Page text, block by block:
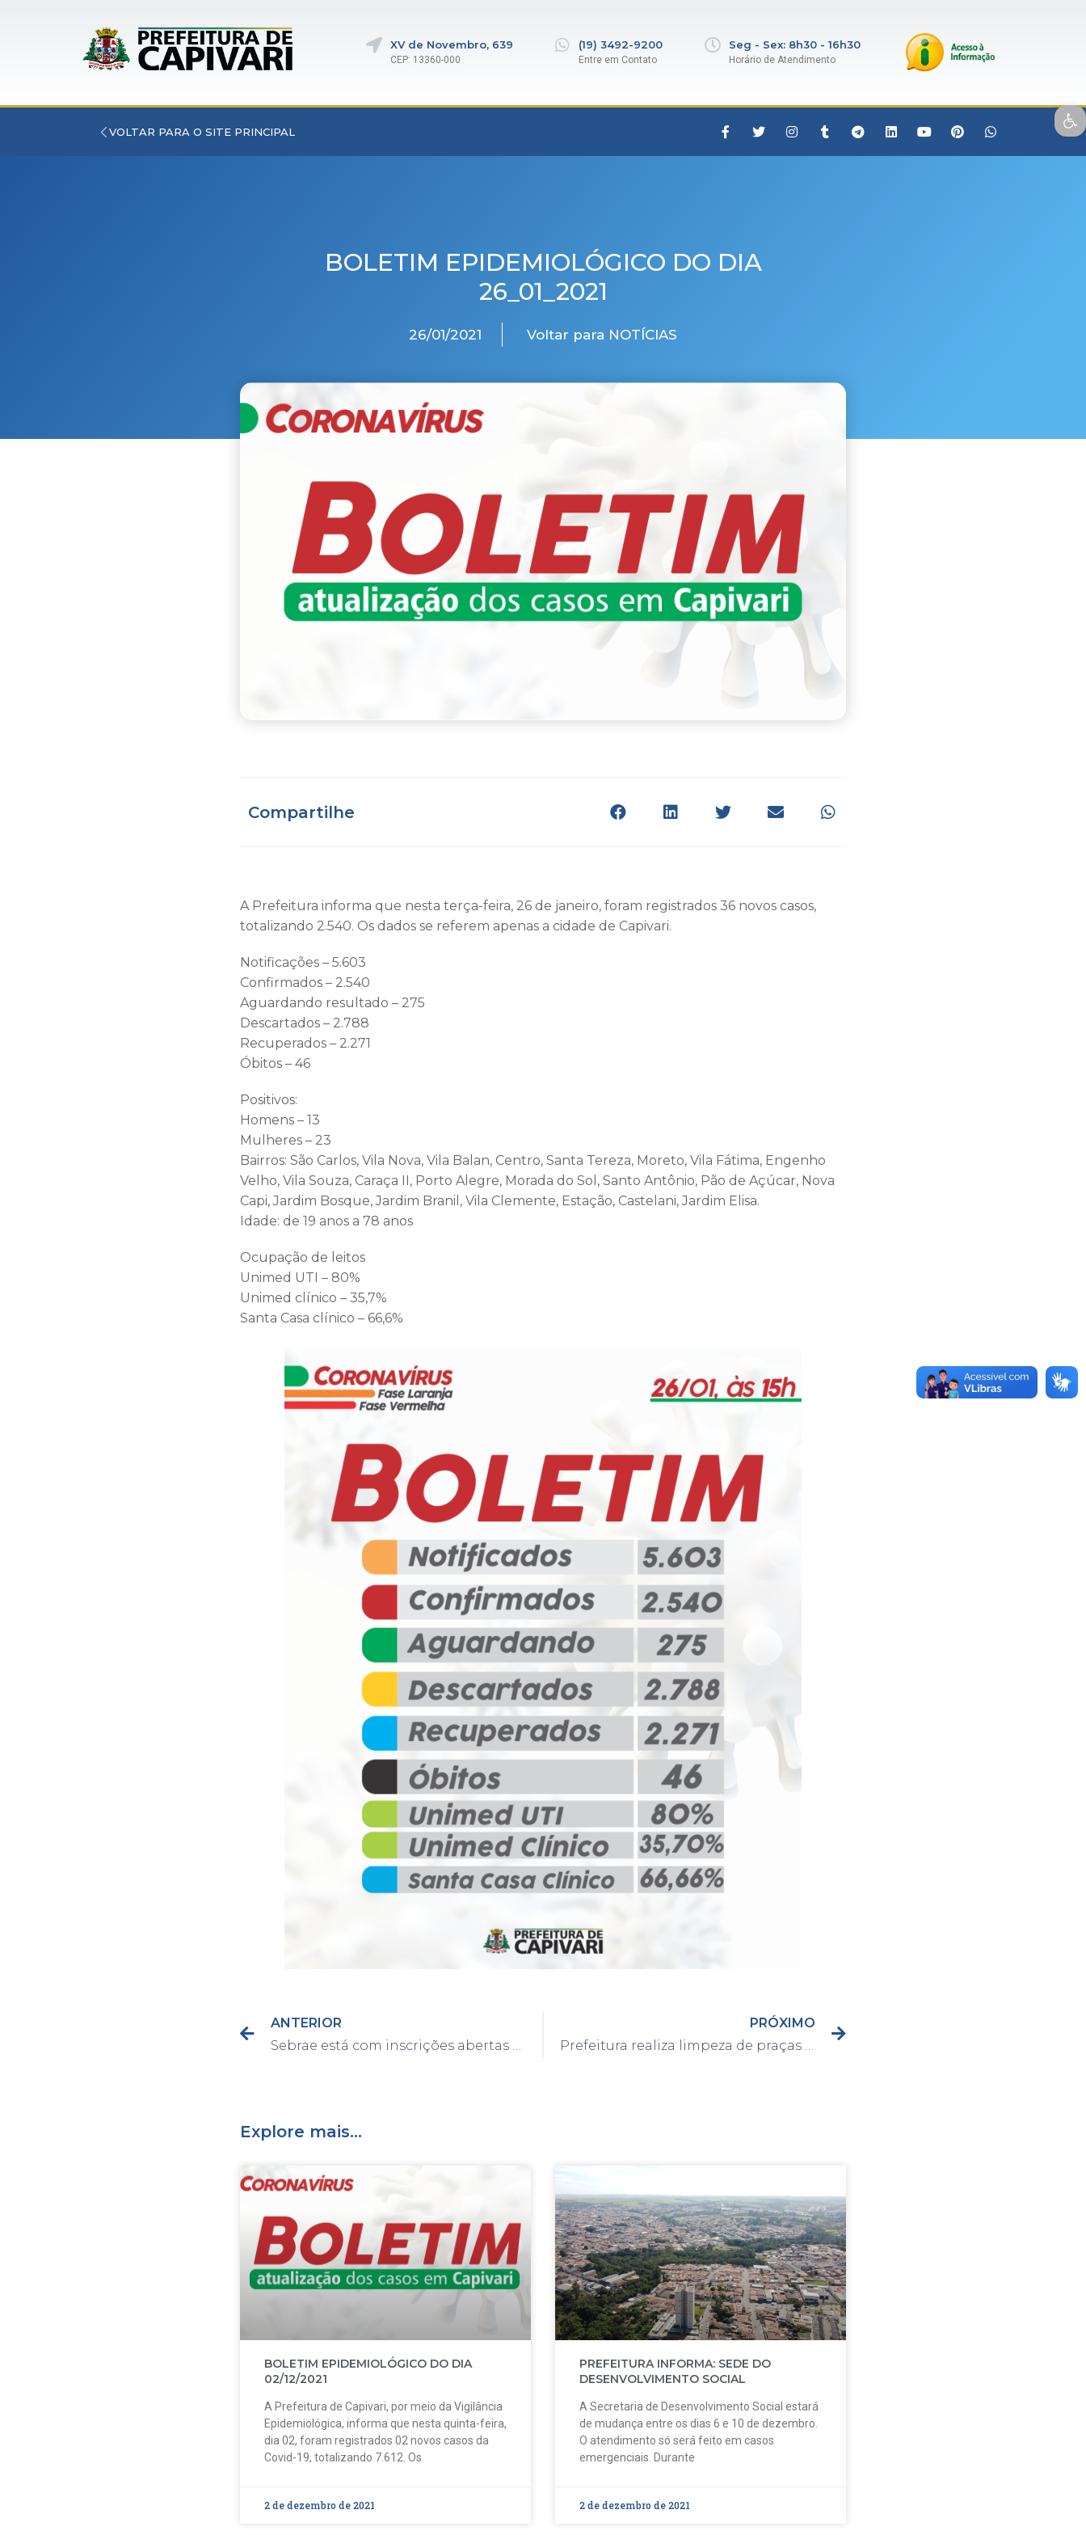
Open toolbar
XV de Novembro, 639
CEP: 13360-000
(19) 3492-9200
Entre em Contato
Seg - Sex: 8h30 - 16h30
Horário de Atendimento
VOLTAR PARA O SITE PRINCIPAL
BOLETIM EPIDEMIOLÓGICO DO DIA
26_01_2021
26/01/2021 Voltar para NOTÍCIAS
Compartilhe
A Prefeitura informa que nesta terça-feira, 26 de janeiro, foram registrados 36 novos casos,
totalizando 2.540. Os dados se referem apenas a cidade de Capivari.
Notificações – 5.603
Confirmados – 2.540
Aguardando resultado – 275
Descartados – 2.788
Recuperados – 2.271
Óbitos – 46
Positivos:
Homens – 13
Mulheres – 23
Bairros: São Carlos, Vila Nova, Vila Balan, Centro, Santa Tereza, Moreto, Vila Fátima, Engenho
Velho, Vila Souza, Caraça II, Porto Alegre, Morada do Sol, Santo Antônio, Pão de Açúcar, Nova
Capi, Jardim Bosque, Jardim Branil, Vila Clemente, Estação, Castelani, Jardim Elisa.
Idade: de 19 anos a 78 anos
Ocupação de leitos
Unimed UTI – 80%
Unimed clínico – 35,7%
Santa Casa clínico – 66,6%
ANTERIOR
Sebrae está com inscrições abertas para o Programa ALI
PRÓXIMO
Prefeitura realiza limpeza de praças por toda a cidade
Explore mais...
BOLETIM EPIDEMIOLÓGICO DO DIA
02/12/2021
A Prefeitura de Capivari, por meio da Vigilância
Epidemiológica, informa que nesta quinta-feira,
dia 02, foram registrados 02 novos casos da
Covid-19, totalizando 7.612. Os
2 de dezembro de 2021
PREFEITURA INFORMA: SEDE DO
DESENVOLVIMENTO SOCIAL
A Secretaria de Desenvolvimento Social estará
de mudança entre os dias 6 e 10 de dezembro.
O atendimento só será feito em casos
emergenciais. Durante
2 de dezembro de 2021